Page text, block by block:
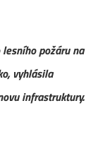
požáru na
vyhlásila
infrastruktury.